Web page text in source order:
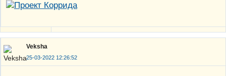
Veksha
25-03-2022 12:26:52